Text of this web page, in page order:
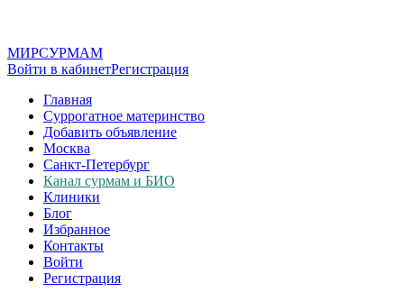
МИРСУРМАМ
Войти в кабинетРегистрация
Главная
Суррогатное материнство
Добавить объявление
Москва
Санкт-Петербург
Канал сурмам и БИО
Клиники
Блог
Избранное
Контакты
Войти
Регистрация